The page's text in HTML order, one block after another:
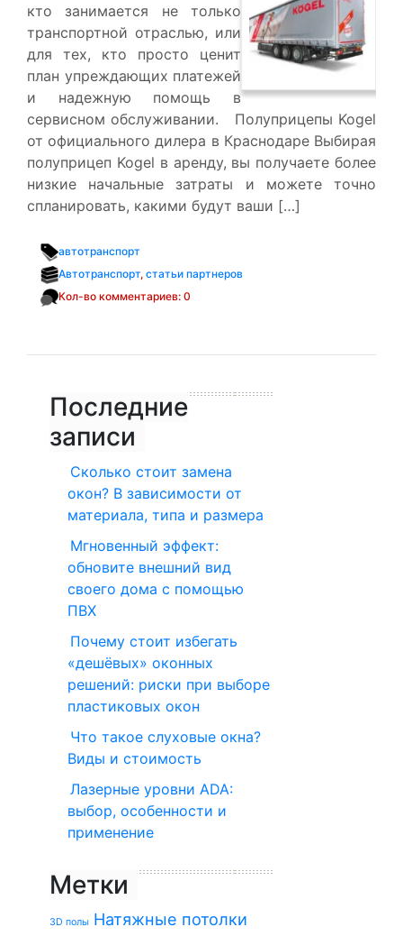
кто занимается не только
транспортной отраслью, или
для тех, кто просто ценит
план упреждающих платежей
и надежную помощь в
сервисном обслуживании. Полуприцепы Kogel
от официального дилера в Краснодаре Выбирая
полуприцеп Kogel в аренду, вы получаете более
низкие начальные затраты и можете точно
спланировать, какими будут ваши […]
автотранспорт
Автотранспорт, статьи партнеров
Кол-во комментариев: 0
Последние
записи
Сколько стоит замена
окон? В зависимости от
материала, типа и размера
Мгновенный эффект:
обновите внешний вид
своего дома с помощью
ПВХ
Почему стоит избегать
«дешёвых» оконных
решений: риски при выборе
пластиковых окон
Что такое слуховые окна?
Виды и стоимость
Лазерные уровни ADA:
выбор, особенности и
применение
Метки
3D полы Натяжные потолки